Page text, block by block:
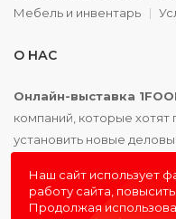
Мебель и инвентарь
О НАС
Онлайн-выставка
компаний, которые
установить новые
Наш сайт использует
работу сайта,
Продолжая